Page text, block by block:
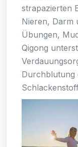
strapazierten
Nieren, Darm
Übungen,
Qigong
Durchblutung